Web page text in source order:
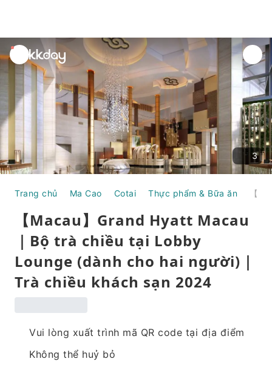
unread
notifications
3
Trang chủ Ma Cao Cotai Thực phẩm & Bữa ăn
【Macau】Grand Hyatt Macau
｜Bộ trà chiều tại Lobby
Lounge (dành cho hai người)｜
Trà chiều khách sạn 2024
Vui lòng xuất trình mã QR code tại địa điểm
Không thể huỷ bỏ